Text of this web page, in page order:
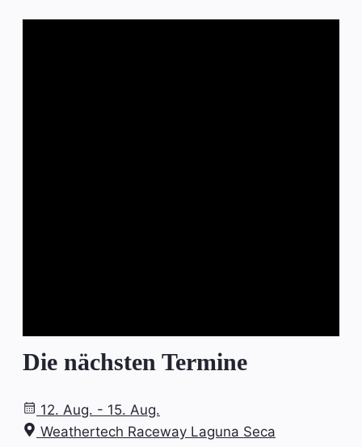
Die nächsten Termine
12. Aug. - 15. Aug.
Weathertech Raceway Laguna Seca